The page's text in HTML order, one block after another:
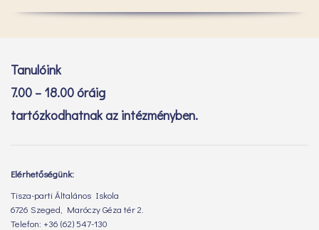
Tanulóink
7.00 – 18.00 óráig
tartózkodhatnak az intézményben.
Elérhetőségünk:
Tisza-parti Általános Iskola
6726 Szeged, Maróczy Géza tér 2.
Telefon: +36 (62) 547-130